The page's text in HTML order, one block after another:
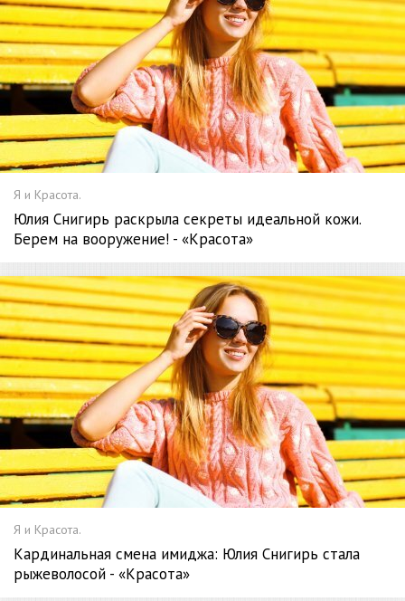
Я и Красота.
Юлия Снигирь раскрыла секреты идеальной кожи.
Берем на вооружение! - «Красота»
Я и Красота.
Кардинальная смена имиджа: Юлия Снигирь стала
рыжеволосой - «Красота»